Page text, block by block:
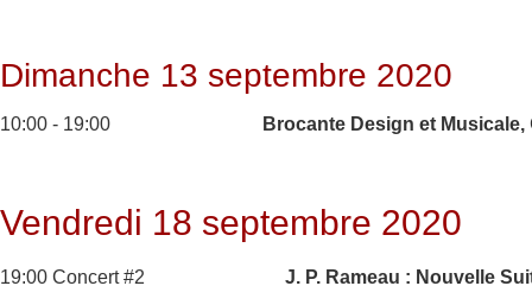
Dimanche 13 septembre 2020
10:00 - 19:00 Brocante Design et Musicale,
Vendredi 18 septembre 2020
19:00 Concert #2 J. P. Rameau : Nouvelle